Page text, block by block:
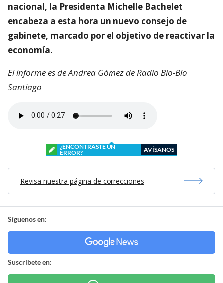
nacional, la Presidenta Michelle Bachelet
encabeza a esta hora un nuevo consejo de
gabinete, marcado por el objetivo de reactivar la
economía.
El informe es de Andrea Gómez de Radio Bío-Bío
Santiago
¿ENCONTRASTE UN
ERROR?
AVÍSANOS
Revisa nuestra página de correcciones
Síguenos en:
Suscríbete en: